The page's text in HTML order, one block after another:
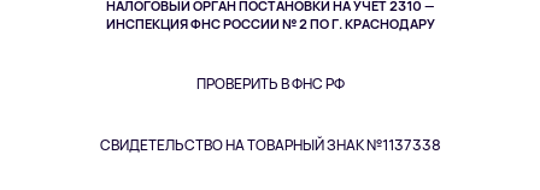
НАЛОГОВЫЙ ОРГАН ПОСТАНОВКИ НА УЧЁТ 2310 —
ИНСПЕКЦИЯ ФНС РОССИИ № 2 ПО Г. КРАСНОДАРУ
ПРОВЕРИТЬ В ФНС РФ
СВИДЕТЕЛЬСТВО НА ТОВАРНЫЙ ЗНАК №1137338
Здоровье питомцев
Одежда и аксессуары